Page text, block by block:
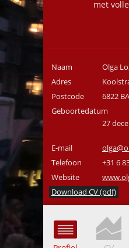
met
Naam
Olga
Adres
Postcode
6822
Geboortedatum
27
E-mail
Telefoon
+31 6
Website
Download CV (pdf)